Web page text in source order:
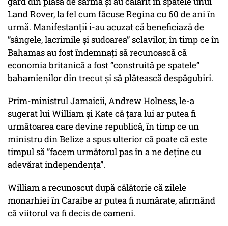
Land Rover, la fel cum făcuse Regina cu 60 de ani în
urmă. Manifestanții i-au acuzat că beneficiază de
”sângele, lacrimile și sudoarea” sclavilor, în timp ce în
Bahamas au fost îndemnați să recunoască că
economia britanică a fost ”construită pe spatele”
bahamienilor din trecut și să plătească despăgubiri.
Prim-ministrul Jamaicii, Andrew Holness, le-a
sugerat lui William și Kate că țara lui ar putea fi
următoarea care devine republică, în timp ce un
ministru din Belize a spus ulterior că poate că este
timpul să ”facem următorul pas în a ne deține cu
adevărat independența”.
William a recunoscut după călătorie că zilele
monarhiei în Caraibe ar putea fi numărate, afirmând
că viitorul va fi decis de oameni.